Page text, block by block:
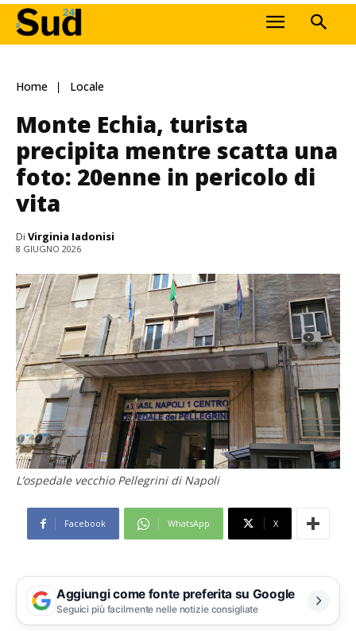
Home Locale
Monte Echia, turista
precipita mentre scatta una
foto: 20enne in pericolo di
vita
Di Virginia Iadonisi
8 GIUGNO 2026
L’ospedale vecchio Pellegrini di Napoli
Facebook WhatsApp X
Aggiungi come fonte preferita su Google
Seguici più facilmente nelle notizie consigliate